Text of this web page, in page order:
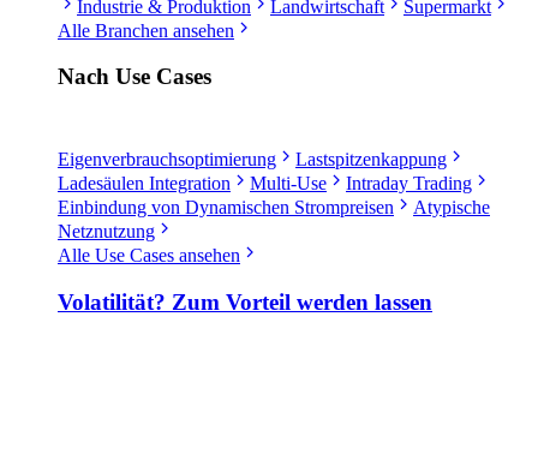
Industrie & Produktion
Landwirtschaft
Supermarkt
Alle Branchen ansehen
Nach Use Cases
Eigenverbrauchsoptimierung
Lastspitzenkappung
Ladesäulen Integration
Multi-Use
Intraday Trading
Einbindung von Dynamischen Strompreisen
Atypische
Netznutzung
Alle Use Cases ansehen
Volatilität? Zum Vorteil werden lassen